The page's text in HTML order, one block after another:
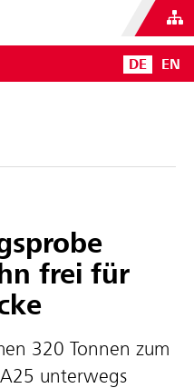
DE EN
frei für
320 Tonnen zum
unterwegs